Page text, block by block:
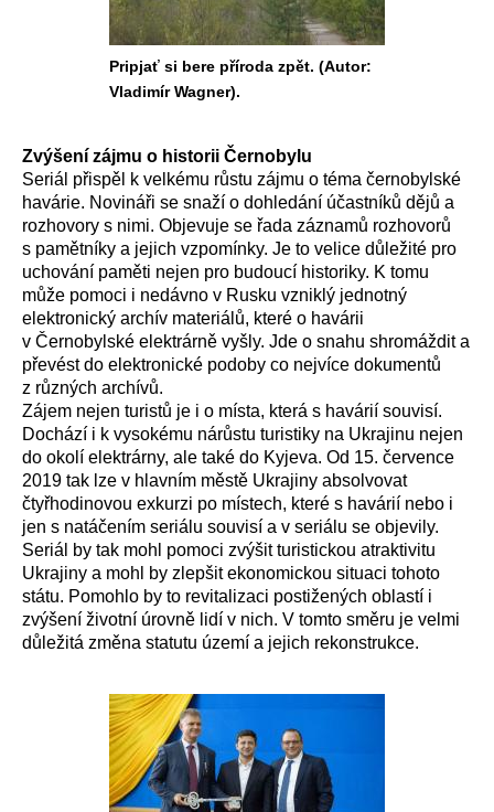
Pripjať si bere příroda zpět. (Autor:
Vladimír Wagner).
Zvýšení zájmu o historii Černobylu
Seriál přispěl k velkému růstu zájmu o téma černobylské
havárie. Novináři se snaží o dohledání účastníků dějů a
rozhovory s nimi. Objevuje se řada záznamů rozhovorů
s pamětníky a jejich vzpomínky. Je to velice důležité pro
uchování paměti nejen pro budoucí historiky. K tomu
může pomoci i nedávno v Rusku vzniklý jednotný
elektronický archív materiálů, které o havárii
v Černobylské elektrárně vyšly. Jde o snahu shromáždit a
převést do elektronické podoby co nejvíce dokumentů
z různých archívů.
Zájem nejen turistů je i o místa, která s havárií souvisí.
Dochází i k vysokému nárůstu turistiky na Ukrajinu nejen
do okolí elektrárny, ale také do Kyjeva. Od 15. července
2019 tak lze v hlavním městě Ukrajiny absolvovat
čtyřhodinovou exkurzi po místech, které s havárií nebo i
jen s natáčením seriálu souvisí a v seriálu se objevily.
Seriál by tak mohl pomoci zvýšit turistickou atraktivitu
Ukrajiny a mohl by zlepšit ekonomickou situaci tohoto
státu. Pomohlo by to revitalizaci postižených oblastí i
zvýšení životní úrovně lidí v nich. V tomto směru je velmi
důležitá změna statutu území a jejich rekonstrukce.